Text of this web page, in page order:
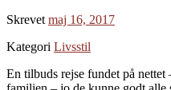
Skrevet maj 16, 2017
Kategori Livsstil
En tilbuds rejse fundet på